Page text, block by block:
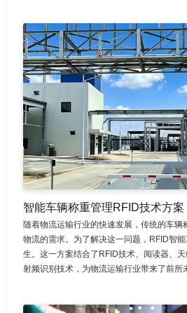
智能车辆称重管理RFID技术方案
随着物流运输行业的快速发展，传统的车辆
物流的需求。为了解决这一问题，RFID智
生。这一方案结合了RFID技术、阅读器、
射频识别技术，为物流运输行业带来了前所